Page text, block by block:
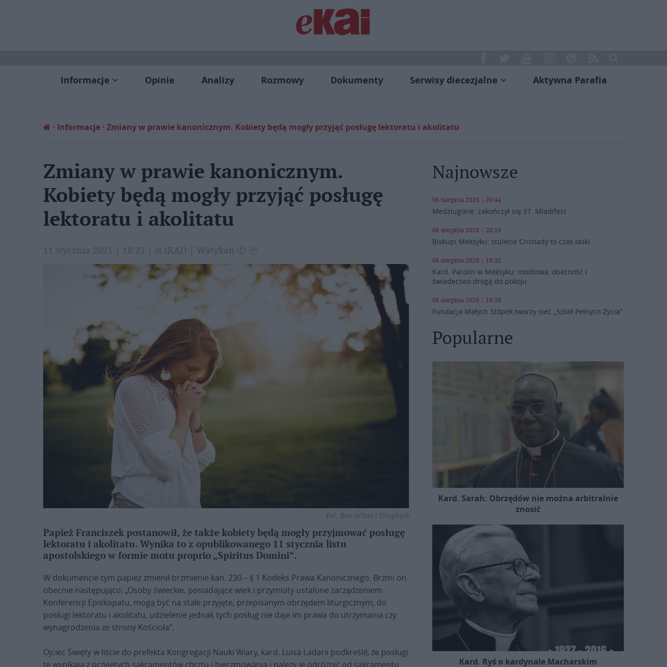
Informacje Opinie Analizy Rozmowy Dokumenty Serwisy diecezjalne Aktywna Parafia
Informacje Zmiany w prawie kanonicznym. Kobiety będą mogły przyjąć posługę lektoratu i akolitatu
Zmiany w prawie kanonicznym.
Kobiety będą mogły przyjąć posługę
lektoratu i akolitatu
11 stycznia 2021 | 18:23 | st (KAI) | Watykan Ⓒ Ⓟ
Fot. Ben White / Unsplash
Papież Franciszek postanowił, że także kobiety będą mogły przyjmować posługę
lektoratu i akolitatu. Wynika to z opublikowanego 11 stycznia listu
apostolskiego w formie motu proprio „Spiritus Domini”.
W dokumencie tym papież zmienił brzmienie kan. 230 – § 1 Kodeks Prawa Kanonicznego. Brzmi on
obecnie następująco: „Osoby świeckie, posiadające wiek i przymioty ustalone zarządzeniem
Konferencji Episkopatu, mogą być na stałe przyjęte, przepisanym obrzędem liturgicznym, do
posługi lektoratu i akolitatu, udzielenie jednak tych posług nie daje im prawa do utrzymania czy
wynagrodzenia ze strony Kościoła”.
Ojciec Święty w liście do prefekta Kongregacji Nauki Wiary, kard. Luisa Ladarii podkreślił, że posługi
te wynikają z przyjętych sakramentów chrztu i bierzmowania i należy je odróżnić od sakramentu
Najnowsze
06 sierpnia 2026 | 20:44
Medziugorie: zakończył się 37. Mladifest
06 sierpnia 2026 | 20:19
Biskupi Meksyku: stulecie Cristiady to czas łaski
06 sierpnia 2026 | 18:32
Kard. Parolin w Meksyku: modlitwa, obecność i
świadectwo drogą do pokoju
06 sierpnia 2026 | 18:28
Fundacja Małych Stópek tworzy sieć „Szkół Pełnych Życia”
Popularne
Kard. Sarah: Obrzędów nie można arbitralnie
znosić
Kard. Ryś o kardynale Macharskim